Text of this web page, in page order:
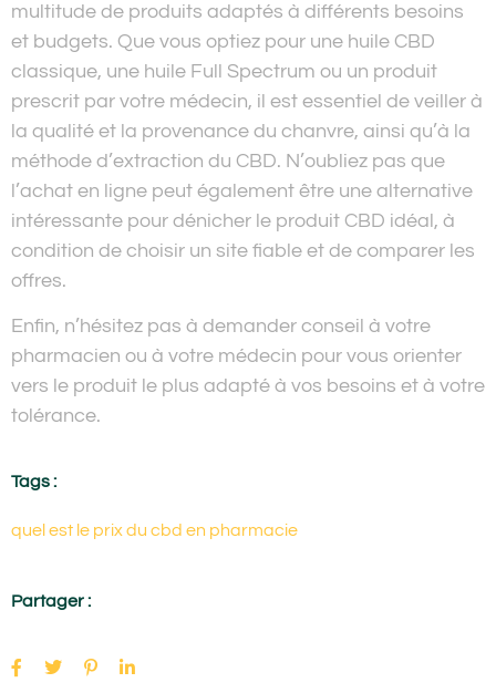
multitude de produits adaptés à différents besoins
et budgets. Que vous optiez pour une huile CBD
classique, une huile Full Spectrum ou un produit
prescrit par votre médecin, il est essentiel de veiller à
la qualité et la provenance du chanvre, ainsi qu’à la
méthode d’extraction du CBD. N’oubliez pas que
l’achat en ligne peut également être une alternative
intéressante pour dénicher le produit CBD idéal, à
condition de choisir un site fiable et de comparer les
offres.
Enfin, n’hésitez pas à demander conseil à votre
pharmacien ou à votre médecin pour vous orienter
vers le produit le plus adapté à vos besoins et à votre
tolérance.
Tags :
quel est le prix du cbd en pharmacie
Partager :